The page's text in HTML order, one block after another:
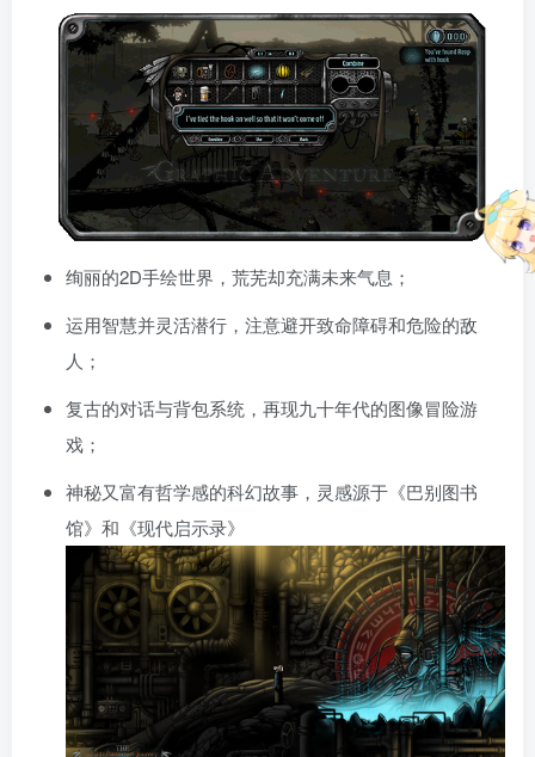
绚丽的2D手绘世界，荒芜却充满未来气息；
运用智慧并灵活潜行，注意避开致命障碍和危险的敌
人；
复古的对话与背包系统，再现九十年代的图像冒险游
戏；
神秘又富有哲学感的科幻故事，灵感源于《巴别图书
馆》和《现代启示录》